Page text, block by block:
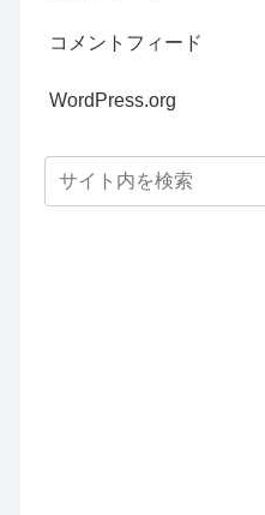
コメントフィード
WordPress.org